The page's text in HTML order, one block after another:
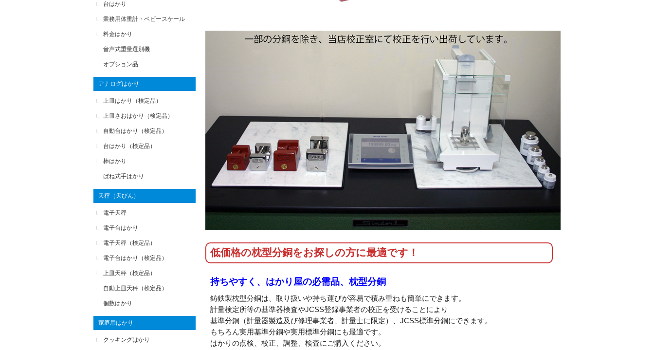
低価格の枕型分銅をお探しの方に最適です！
持ちやすく、はかり屋の必需品、枕型分銅
鋳鉄製枕型分銅は、取り扱いや持ち運びが容易で積み重ねも簡単にできます。
計量検定所等の基準器検査やJCSS登録事業者の校正を受けることにより
基準分銅（計量器製造及び修理事業者、計量士に限定）、JCSS標準分銅にできます。
もちろん実用基準分銅や実用標準分銅にも最適です。
はかりの点検、校正、調整、検査にご購入ください。
台はかり
業務用体重計・ベビースケール
料金はかり
音声式重量選別機
オプション品
アナログはかり
上皿はかり（検定品）
上皿さおはかり（検定品）
自動台はかり（検定品）
台はかり（検定品）
棒はかり
ばね式手はかり
天秤（天びん）
電子天秤
電子台はかり
電子天秤（検定品）
電子台はかり（検定品）
上皿天秤（検定品）
自動上皿天秤（検定品）
個数はかり
家庭用はかり
クッキングはかり